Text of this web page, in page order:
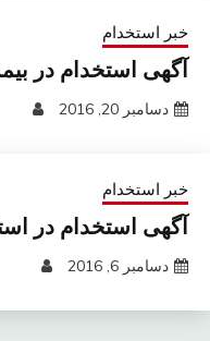
خبر استخدام
آگهی استخدام در
دسامبر 20, 2016
خبر استخدام
آگهی استخدام در
دسامبر 6, 2016